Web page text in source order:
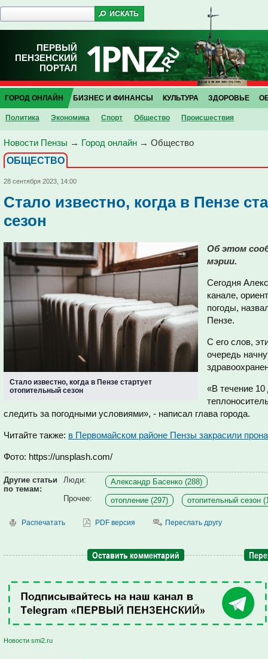
ПЕРВЫЙ
ПЕНЗЕНСКИЙ
ПОРТАЛ
ГОРОД ОНЛАЙН
Политика Экономика Спорт Общество Проиcшествия
БИЗНЕС И ФИНАНСЫ КУЛЬТУРА ЗДОРОВЬЕ
Новости Пензы → Город онлайн → Общество
ОБЩЕСТВО
28 сентября 2023, 14:00
Стало известно, когда в Пензе
сезон
Стало известно, когда в Пензе стартует
отопительный сезон
Об этом
мэрии.
Сегодня
канале,
погоды,
Пензе.
С его слов,
очередь
«В течение
следить за погодными условиями», - написал глава города.
Читайте также: в Первомайском районе Пензы закрасили
Фото: https://unsplash.com/
Другие статьи
по темам:
Люди:
Александр Басенко (288)
Прочее:
отопление (297) отопительный сезон
Распечатать PDF версия Переслать другу
Оставить комментарий
Новости smi2.ru